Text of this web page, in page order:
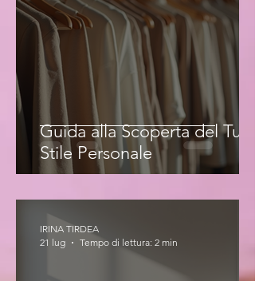
Guida alla Scoperta del Tuo
Stile Personale
IRINA TIRDEA
21 lug
Tempo di lettura: 2 min